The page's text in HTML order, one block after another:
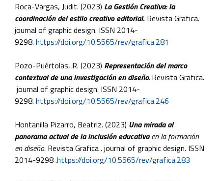
Roca-Vargas, Judit. (2023) La Gestión Creativa: la
coordinación del estilo creativo editorial. Revista Grafica.
journal of graphic design. ISSN 2014-
9298. https://doi.org/10.5565/rev/grafica.281
Pozo-Puértolas, R. (2023) Representación del marco
contextual de una investigación en diseño.Revista Grafica.
journal of graphic design. ISSN 2014-
9298. https://doi.org/10.5565/rev/grafica.246
Hontanilla Pizarro, Beatriz. (2023) Una mirada al
panorama actual de la inclusión educativaen la formación
en diseño. Revista Grafica . journal of graphic design. ISSN
2014-9298 .https://doi.org/10.5565/rev/grafica.283